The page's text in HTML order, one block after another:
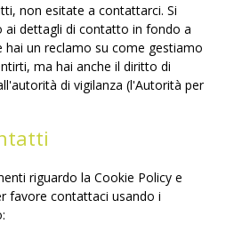
non esitate a contattarci. Si
ai dettagli di contatto in fondo a
hai un reclamo su come gestiamo
ma hai anche il diritto di
di vigilanza (l'Autorità per
riguardo la Cookie Policy e
favore contattaci usando i